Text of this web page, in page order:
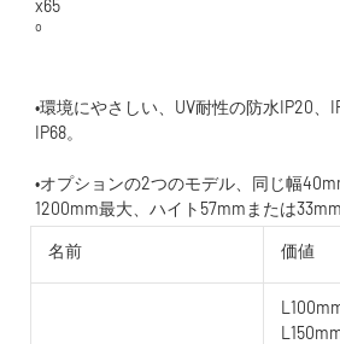
•環境にやさしい、UV耐性の防水IP20、
•オプションの2つのモデル、同じ幅
名前 価値